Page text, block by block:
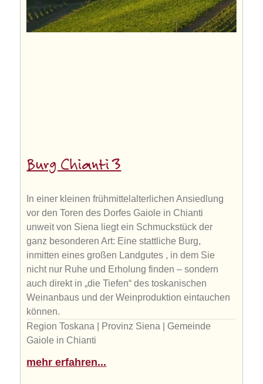
Burg Chianti 3
In einer kleinen frühmittelalterlichen Ansiedlung
vor den Toren des Dorfes Gaiole in Chianti
unweit von Siena liegt ein Schmuckstück der
ganz besonderen Art: Eine stattliche Burg,
inmitten eines großen Landgutes , in dem Sie
nicht nur Ruhe und Erholung finden – sondern
auch direkt in „die Tiefen“ des toskanischen
Weinanbaus und der Weinproduktion eintauchen
können.
Region Toskana | Provinz Siena | Gemeinde
Gaiole in Chianti
mehr erfahren...